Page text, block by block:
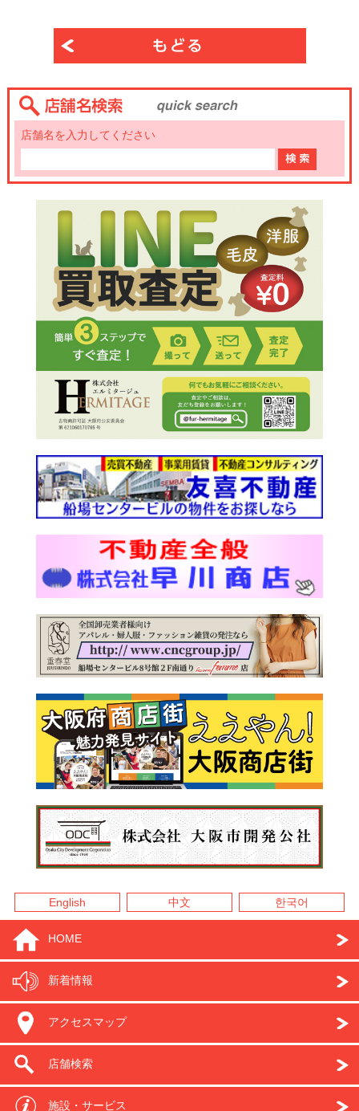
店舗名を入力してください
English 中文 한국어
HOME
新着情報
アクセスマップ
店舗検索
施設・サービス